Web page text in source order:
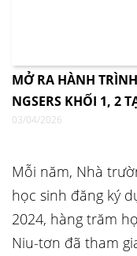
MỞ RA HÀNH
NGSERS KHỐI 1, 2
03/04/2026
Mỗi năm, Nhà
học sinh đăng ký
2024, hàng trăm
Niu-tơn đã tham